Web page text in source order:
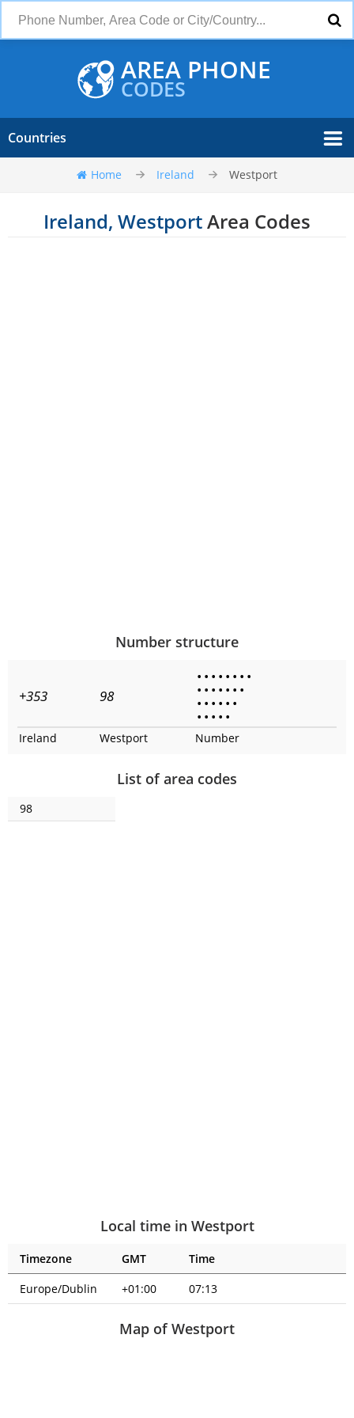
AREA PHONE
CODES
Countries
Home Ireland Westport
Ireland, WestportArea Codes
Number structure
+353 98
• • • • • • • •
• • • • • • •
• • • • • •
• • • • •
Ireland Westport Number
List of area codes
98
Local time in Westport
Timezone GMT
Time
Europe/Dublin
+01:00 07:13
Map of Westport